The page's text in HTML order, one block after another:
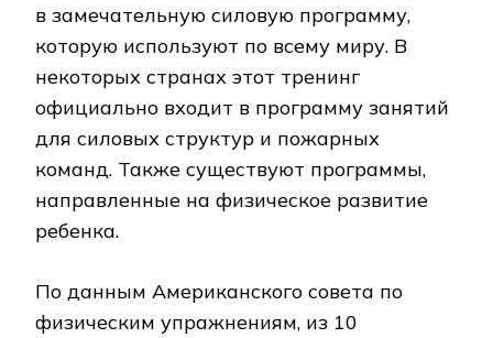
в замечательную силовую программу,
которую используют по всему миру. В
некоторых странах этот тренинг
официально входит в программу занятий
для силовых структур и пожарных
команд. Также существуют программы,
направленные на физическое развитие
ребенка.
По данным Американского совета по
физическим упражнениям, из 10